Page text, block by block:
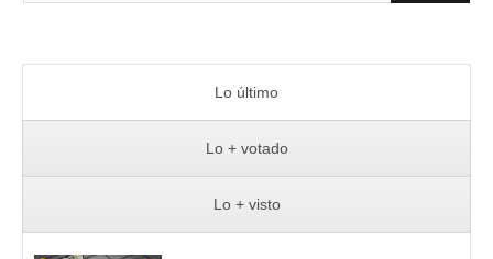
Lo último
Lo + votado
Lo + visto